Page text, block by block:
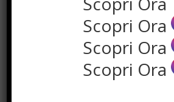
Alcuni trucchi per avere
successo
Scopri Ora
Scopri Ora
Scopri Ora